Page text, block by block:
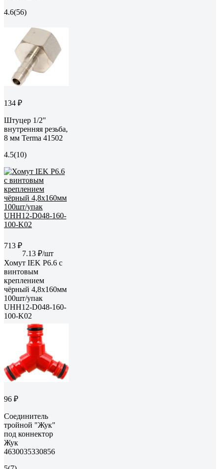
4.6(56)
134 ₽
Штуцер 1/2"
внутренняя резьба,
8 мм Terma 41502
4.5(10)
713 ₽
7.13 ₽/шт
Хомут IEK P6.6 с
винтовым
креплением
чёрный 4,8х160мм
100шт/упак
UHH12-D048-160-
100-K02
96 ₽
Соединитель
тройной "Жук"
под коннектор
Жук
4630035330856